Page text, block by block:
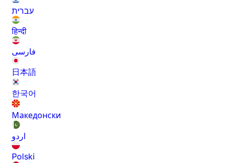
עברית
हिन्दी
فارسی
日本語
한국어
Македонски
اردو
Polski